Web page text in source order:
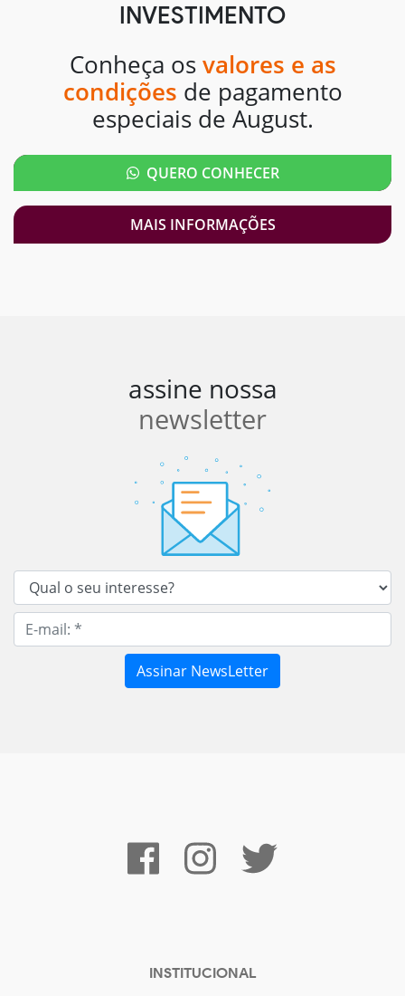
INVESTIMENTO
Conheça os valores e as
condições de pagamento
especiais de August.
QUERO CONHECER
MAIS INFORMAÇÕES
assine nossa
newsletter
INSTITUCIONAL